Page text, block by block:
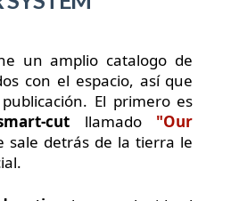
un amplio catalogo de
con el espacio, así que
El primero es
cut llamado "Our
sale detrás de la tierra le